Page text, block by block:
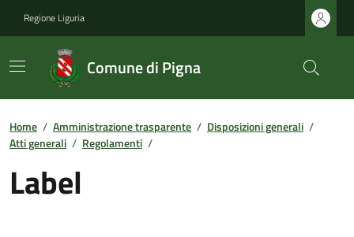
Regione Liguria
Comune di Pigna
Home / Amministrazione trasparente / Disposizioni generali /
Atti generali / Regolamenti /
Label